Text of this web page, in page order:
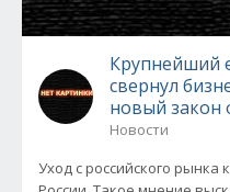
Крупнейший
свернул
новый закон
Новости
Уход с российского